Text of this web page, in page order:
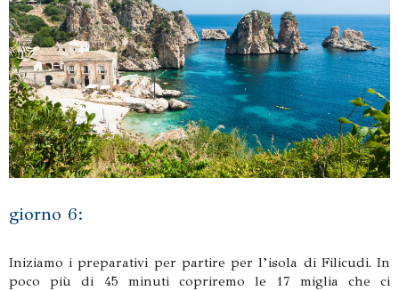
giorno 6:
Iniziamo i preparativi per partire per l’isola di Filicudi. In
poco più di 45 minuti copriremo le 17 miglia che ci